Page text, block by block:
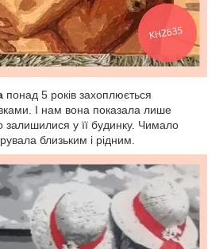
понад 5 років захоплюється
І нам вона показала лише
залишилися у її будинку. Чимало
близьким і рідним.